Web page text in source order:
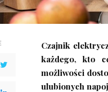
Czajnik
każdego, kto
możliwości
ulubionych